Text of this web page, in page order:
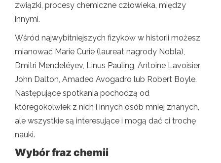
związki, procesy chemiczne człowieka, między
innymi.
Wśród najwybitniejszych fizyków w historii możesz
mianować Marie Curie (laureat nagrody Nobla),
Dmitri Mendeléyev, Linus Pauling, Antoine Lavoisier,
John Dalton, Amadeo Avogadro lub Robert Boyle.
Następujące spotkania pochodzą od
któregokolwiek z nich i innych osób mniej znanych,
ale wszystkie są interesujące i mogą dać ci trochę
nauki.
Wybór fraz chemii